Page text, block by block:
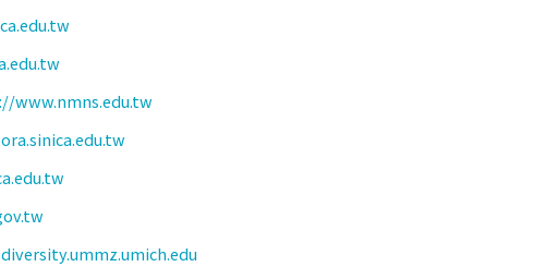
www.nmns.edu.tw